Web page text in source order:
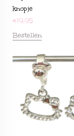
knopje
€19,95
Bestellen